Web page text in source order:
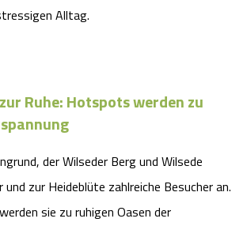
Alltag.
Ruhe: Hotspots werden zu
der Wilseder Berg und Wilsede
und zur Heideblüte zahlreiche Besucher an.
sie zu ruhigen Oasen der